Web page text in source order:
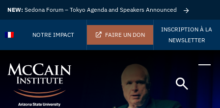
NEW: Sedona Forum – Tokyo Agenda and Speakers Announced
NOTRE IMPACT FAIRE UN DON
INSCRIPTION À LA
NEWSLETTER